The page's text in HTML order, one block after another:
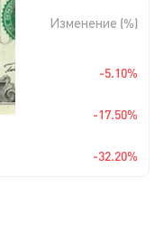
Изменение (%)
-5.10%
-17.50%
-32.20%